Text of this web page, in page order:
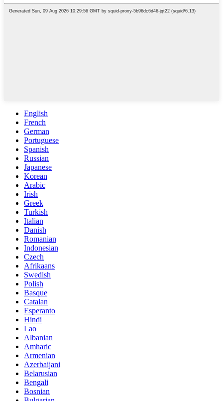
English
French
German
Portuguese
Spanish
Russian
Japanese
Korean
Arabic
Irish
Greek
Turkish
Italian
Danish
Romanian
Indonesian
Czech
Afrikaans
Swedish
Polish
Basque
Catalan
Esperanto
Hindi
Lao
Albanian
Amharic
Armenian
Azerbaijani
Belarusian
Bengali
Bosnian